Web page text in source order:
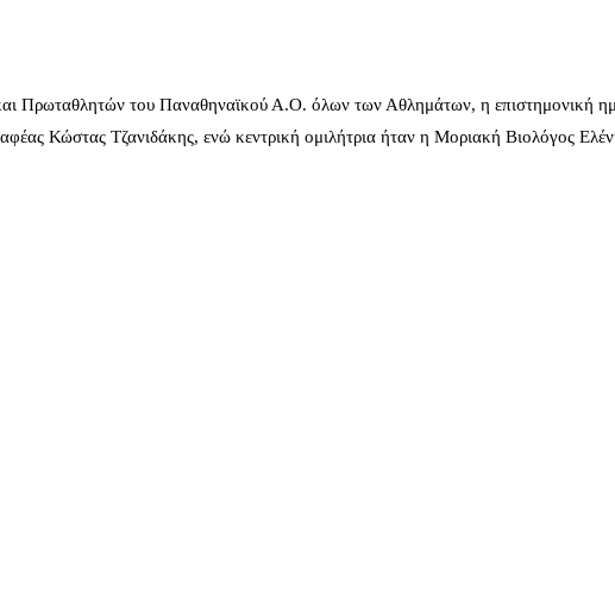
Πρωταθλητών του Παναθηναϊκού Α.Ο. όλων των Αθλημάτων, η επιστημονική
Κώστας Τζανιδάκης, ενώ κεντρική ομιλήτρια ήταν η Μοριακή Βιολόγος